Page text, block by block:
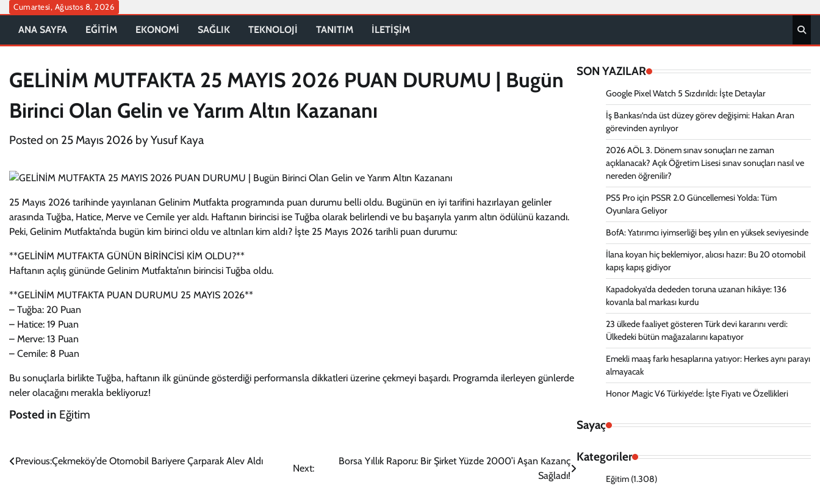
Skip
content
Cumartesi, Ağustos 8, 2026
ANA SAYFA EĞİTİM EKONOMİ SAĞLIK TEKNOLOJİ TANITIM İLETİŞİM
GELİNİM MUTFAKTA 25 MAYIS 2026 PUAN DURUMU | Bugün
Birinci Olan Gelin ve Yarım Altın Kazananı
Posted on 25 Mayıs 2026 byYusuf Kaya
25 Mayıs 2026 tarihinde yayınlanan Gelinim Mutfakta programında puan durumu belli oldu. Bugünün en iyi tarifini hazırlayan gelinler
arasında Tuğba, Hatice, Merve ve Cemile yer aldı. Haftanın birincisi ise Tuğba olarak belirlendi ve bu başarıyla yarım altın ödülünü kazandı.
Peki, Gelinim Mutfakta’nda bugün kim birinci oldu ve altınları kim aldı? İşte 25 Mayıs 2026 tarihli puan durumu:
**GELİNİM MUTFAKTA GÜNÜN BİRİNCİSİ KİM OLDU?**
Haftanın açılış gününde Gelinim Mutfakta’nın birincisi Tuğba oldu.
**GELİNİM MUTFAKTA PUAN DURUMU 25 MAYIS 2026**
– Tuğba: 20 Puan
– Hatice: 19 Puan
– Merve: 13 Puan
– Cemile: 8 Puan
Bu sonuçlarla birlikte Tuğba, haftanın ilk gününde gösterdiği performansla dikkatleri üzerine çekmeyi başardı. Programda ilerleyen günlerde
neler olacağını merakla bekliyoruz!
Posted in Eğitim
Yazı
Previous:Çekmeköy’de Otomobil Bariyere Çarparak Alev Aldı
Next:
Borsa Yıllık Raporu: Bir Şirket Yüzde 2000’i Aşan Kazanç
Sağladı!
SON YAZILAR
Google Pixel Watch 5 Sızdırıldı: İşte Detaylar
İş Bankası’nda üst düzey görev değişimi: Hakan Aran
görevinden ayrılıyor
2026 AÖL 3. Dönem sınav sonuçları ne zaman
açıklanacak? Açık Öğretim Lisesi sınav sonuçları nasıl ve
nereden öğrenilir?
PS5 Pro için PSSR 2.0 Güncellemesi Yolda: Tüm
Oyunlara Geliyor
BofA: Yatırımcı iyimserliği beş yılın en yüksek seviyesinde
İlana koyan hiç beklemiyor, alıcısı hazır: Bu 20 otomobil
kapış kapış gidiyor
Kapadokya’da dededen toruna uzanan hikâye: 136
kovanla bal markası kurdu
23 ülkede faaliyet gösteren Türk devi kararını verdi:
Ülkedeki bütün mağazalarını kapatıyor
Emekli maaş farkı hesaplarına yatıyor: Herkes aynı parayı
almayacak
Honor Magic V6 Türkiye’de: İşte Fiyatı ve Özellikleri
Sayaç
Kategoriler
Eğitim(1.308)